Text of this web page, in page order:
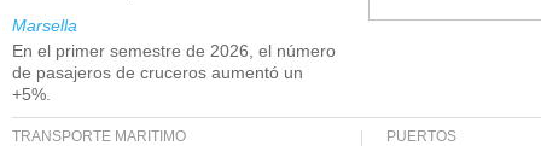
Marsella
En el primer semestre de 2026, el número
de pasajeros de cruceros aumentó un
+5%.
TRANSPORTE MARÍTIMO PUERTOS